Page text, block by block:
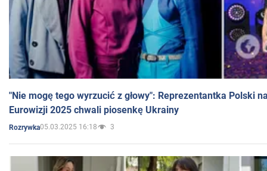
"Nie mogę tego wyrzucić z głowy": Reprezentantka Polski
Eurowizji 2025 chwali piosenkę Ukrainy
Rozrywka05.03.2025 16:18 3